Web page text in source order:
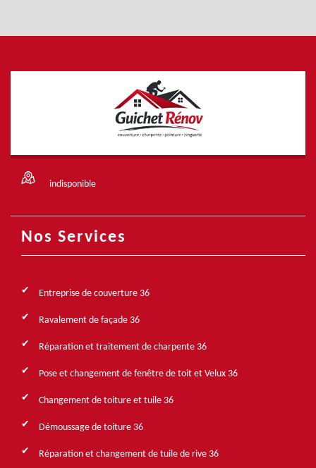
indisponible
Nos Services
Entreprise de couverture 36
Ravalement de façade 36
Réparation et traitement de charpente 36
Pose et changement de fenêtre de toit et Velux 36
Changement de toiture et tuile 36
Démoussage de toiture 36
Réparation et changement de tuile de rive 36